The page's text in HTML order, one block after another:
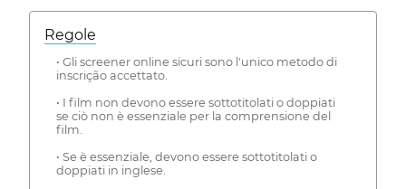
Regole
• Gli screener online sicuri sono l'unico metodo di
inscrição accettato.
• I film non devono essere sottotitolati o doppiati
se ciò non è essenziale per la comprensione del
film.
• Se è essenziale, devono essere sottotitolati o
doppiati in inglese.